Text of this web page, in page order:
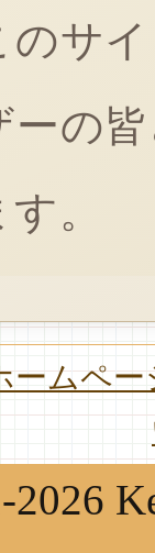
のサ
ーの
。
ムペ